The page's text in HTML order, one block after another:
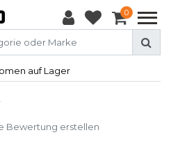
0
auf Lager
Bewertung erstellen